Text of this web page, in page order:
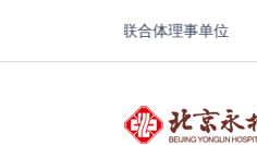
院骨科教学联合体理事单位